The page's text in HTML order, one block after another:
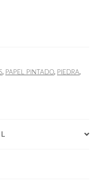
, PAPEL PINTADO, PIEDRA,